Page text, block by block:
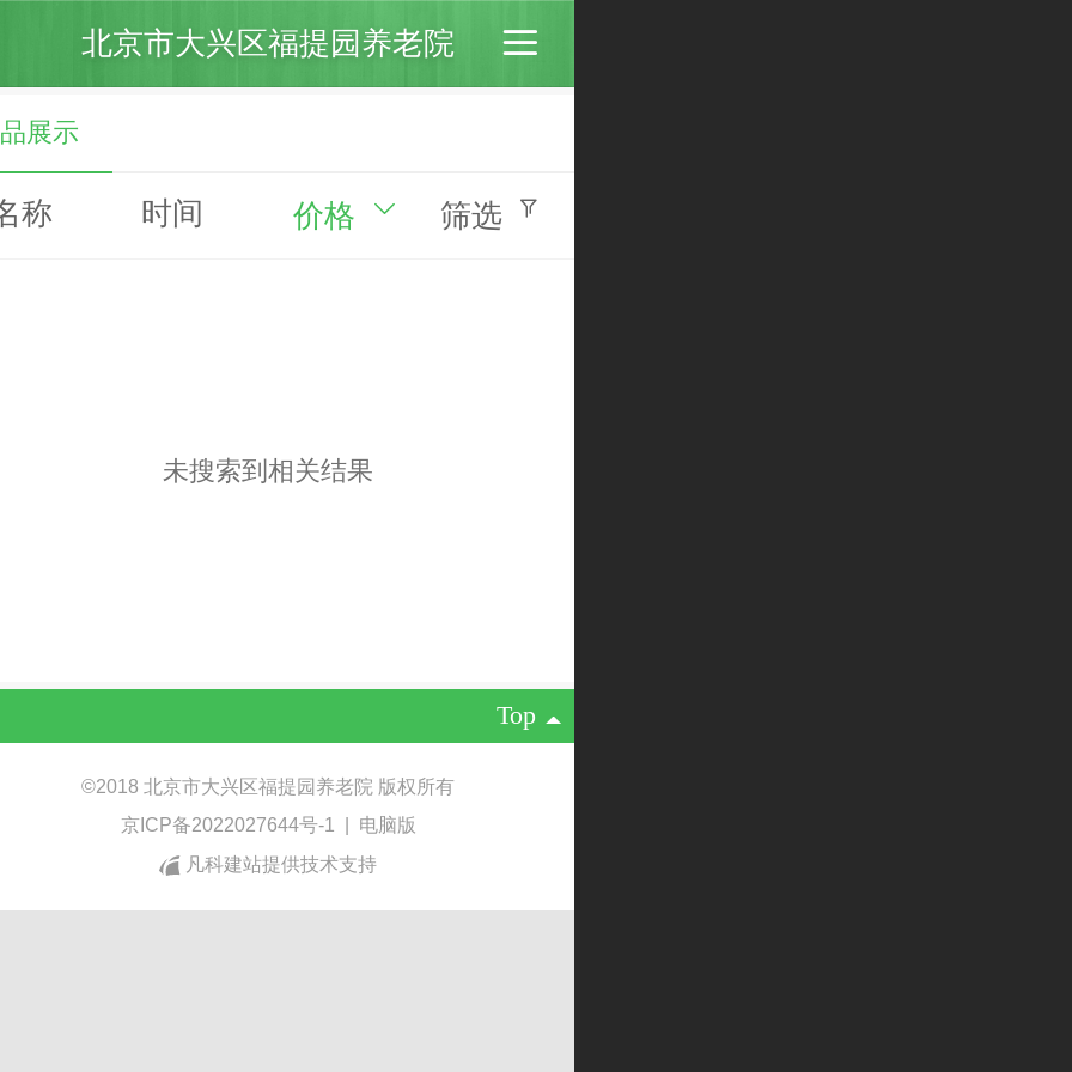
北京市大兴区福提园养老院
展示
称 时间 价格 筛选
未搜索到相关结果
Top
©2018 北京市大兴区福提园养老院 版权所有
京ICP备2022027644号-1
电脑版
凡科建站提供技术支持